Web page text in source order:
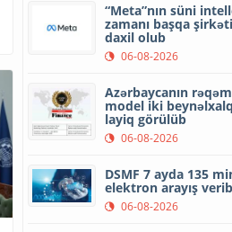
“Meta”nın süni
zamanı başqa
daxil olub
06-08-2026
Azərbaycanın
model iki
layiq görülüb
06-08-2026
DSMF 7 ayda 135
elektron arayış verib
06-08-2026